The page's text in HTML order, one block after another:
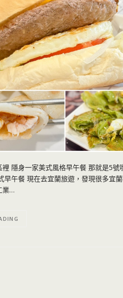
隱身一家美式風格早午餐 那就是5
早午餐 現在去宜蘭旅遊，發現很多宜
業…